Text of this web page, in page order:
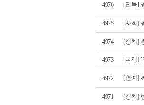
4976 [단독]
4975 [사회]
4974 [정치]
4973 [국제]
4972 [연예]
4971 [정치]